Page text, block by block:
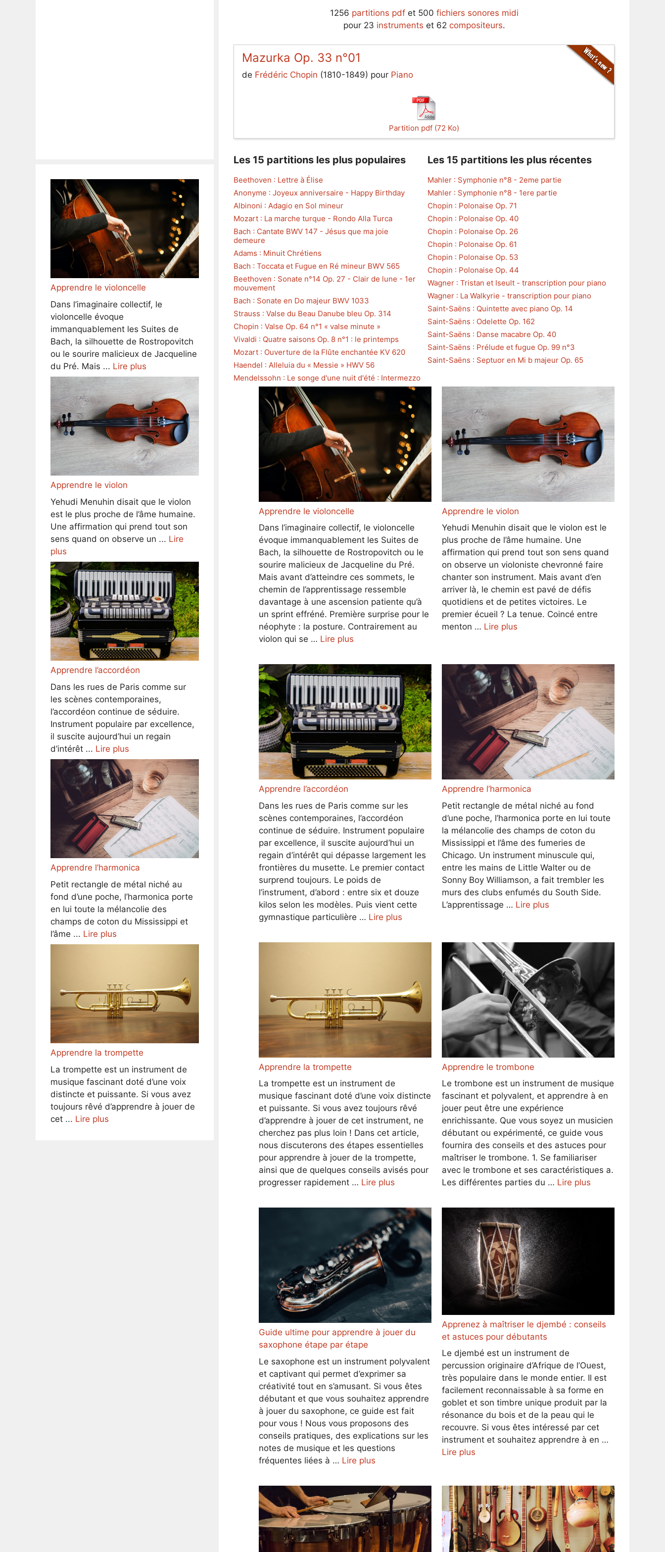
1256 partitions pdfet 500 fichiers sonores midi
pour 23 instruments et 62 compositeurs.
Mazurka Op. 33 n°01
de Frédéric Chopin (1810-1849) pour Piano
Partition pdf (72 Ko)
Les 15 partitions les plus populaires
Beethoven : Lettre à Élise
Anonyme : Joyeux anniversaire - Happy Birthday
Albinoni : Adagio en Sol mineur
Mozart : La marche turque - Rondo Alla Turca
Bach : Cantate BWV 147 - Jésus que ma joie
demeure
Adams : Minuit Chrétiens
Bach : Toccata et Fugue en Ré mineur BWV 565
Beethoven : Sonate n°14 Op. 27 - Clair de lune - 1er
mouvement
Bach : Sonate en Do majeur BWV 1033
Strauss : Valse du Beau Danube bleu Op. 314
Chopin : Valse Op. 64 n°1 « valse minute »
Vivaldi : Quatre saisons Op. 8 n°1 : le printemps
Mozart : Ouverture de la Flûte enchantée KV 620
Haendel : Alleluia du « Messie » HWV 56
Mendelssohn : Le songe d'une nuit d'été : Intermezzo
Les 15 partitions les plus récentes
Mahler : Symphonie n°8 - 2eme partie
Mahler : Symphonie n°8 - 1ere partie
Chopin : Polonaise Op. 71
Chopin : Polonaise Op. 40
Chopin : Polonaise Op. 26
Chopin : Polonaise Op. 61
Chopin : Polonaise Op. 53
Chopin : Polonaise Op. 44
Wagner : Tristan et Iseult - transcription pour piano
Wagner : La Walkyrie - transcription pour piano
Saint-Saëns : Quintette avec piano Op. 14
Saint-Saëns : Odelette Op. 162
Saint-Saëns : Danse macabre Op. 40
Saint-Saëns : Prélude et fugue Op. 99 n°3
Saint-Saëns : Septuor en Mi b majeur Op. 65
Apprendre le violoncelle
Dans l’imaginaire collectif, le violoncelle
évoque immanquablement les Suites de
Bach, la silhouette de Rostropovitch ou le
sourire malicieux de Jacqueline du Pré.
Mais avant d’atteindre ces sommets, le
chemin de l’apprentissage ressemble
davantage à une ascension patiente qu’à
un sprint effréné. Première surprise pour le
néophyte : la posture. Contrairement au
violon qui se … Lire plus
Apprendre le violon
Yehudi Menuhin disait que le violon est le
plus proche de l’âme humaine. Une
affirmation qui prend tout son sens quand
on observe un violoniste chevronné faire
chanter son instrument. Mais avant d’en
arriver là, le chemin est pavé de défis
quotidiens et de petites victoires. Le
premier écueil ? La tenue. Coincé entre
menton … Lire plus
Apprendre l’accordéon
Dans les rues de Paris comme sur les
scènes contemporaines, l’accordéon
continue de séduire. Instrument populaire
par excellence, il suscite aujourd’hui un
regain d’intérêt qui dépasse largement les
frontières du musette. Le premier contact
surprend toujours. Le poids de
l’instrument, d’abord : entre six et douze
kilos selon les modèles. Puis vient cette
gymnastique particulière … Lire plus
Apprendre l’harmonica
Petit rectangle de métal niché au fond
d’une poche, l’harmonica porte en lui toute
la mélancolie des champs de coton du
Mississippi et l’âme des fumeries de
Chicago. Un instrument minuscule qui,
entre les mains de Little Walter ou de
Sonny Boy Williamson, a fait trembler les
murs des clubs enfumés du South Side.
L’apprentissage … Lire plus
Apprendre la trompette
La trompette est un instrument de
musique fascinant doté d’une voix distincte
et puissante. Si vous avez toujours rêvé
d’apprendre à jouer de cet instrument, ne
cherchez pas plus loin ! Dans cet article,
nous discuterons des étapes essentielles
pour apprendre à jouer de la trompette,
ainsi que de quelques conseils avisés pour
progresser rapidement … Lire plus
Apprendre le trombone
Le trombone est un instrument de musique
fascinant et polyvalent, et apprendre à en
jouer peut être une expérience
enrichissante. Que vous soyez un musicien
débutant ou expérimenté, ce guide vous
fournira des conseils et des astuces pour
maîtriser le trombone. 1. Se familiariser
avec le trombone et ses caractéristiques a.
Les différentes parties du … Lire plus
Guide ultime pour apprendre à jouer du
saxophone étape par étape
Le saxophone est un instrument polyvalent
et captivant qui permet d’exprimer sa
créativité tout en s’amusant. Si vous êtes
débutant et que vous souhaitez apprendre
à jouer du saxophone, ce guide est fait
pour vous ! Nous vous proposons des
conseils pratiques, des explications sur les
notes de musique et les questions
fréquentes liées à … Lire plus
Apprenez à maîtriser le djembé : conseils
et astuces pour débutants
Le djembé est un instrument de
percussion originaire d’Afrique de l’Ouest,
très populaire dans le monde entier. Il est
facilement reconnaissable à sa forme en
goblet et son timbre unique produit par la
résonance du bois et de la peau qui le
recouvre. Si vous êtes intéressé par cet
instrument et souhaitez apprendre à en …
Lire plus
Apprendre le violoncelle
Dans l’imaginaire collectif, le
violoncelle évoque
immanquablement les Suites de
Bach, la silhouette de Rostropovitch
ou le sourire malicieux de Jacqueline
du Pré. Mais ... Lire plus
Apprendre le violon
Yehudi Menuhin disait que le violon
est le plus proche de l’âme humaine.
Une affirmation qui prend tout son
sens quand on observe un ... Lire
plus
Apprendre l’accordéon
Dans les rues de Paris comme sur
les scènes contemporaines,
l’accordéon continue de séduire.
Instrument populaire par excellence,
il suscite aujourd’hui un regain
d’intérêt ... Lire plus
Apprendre l’harmonica
Petit rectangle de métal niché au
fond d’une poche, l’harmonica porte
en lui toute la mélancolie des
champs de coton du Mississippi et
l’âme ... Lire plus
Apprendre la trompette
La trompette est un instrument de
musique fascinant doté d’une voix
distincte et puissante. Si vous avez
toujours rêvé d’apprendre à jouer de
cet ... Lire plus